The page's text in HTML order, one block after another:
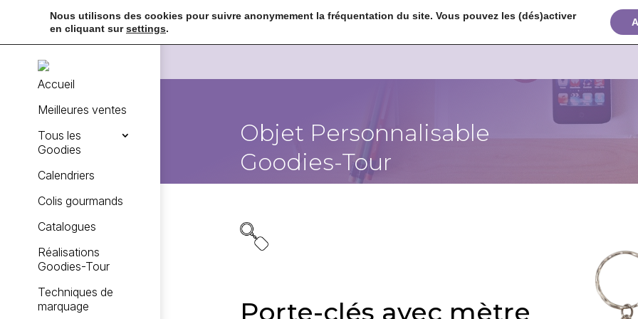
 
Accueil
Meilleures ventes
Tous les
Goodies
Calendriers
Colis gourmands
Catalogues
Réalisations
Goodies-Tour
Techniques de
marquage
Objet Personnalisable
Goodies-Tour
Porte-clés avec mètre
Nous utilisons des cookies pour suivre anonymement la fréquentation du site. Vous pouvez les (dés)activer
en cliquant sursettings.